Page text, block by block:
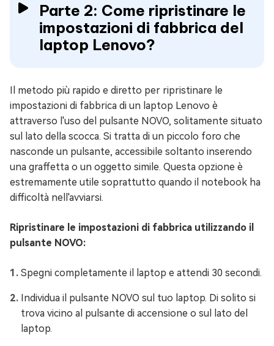
Parte 2: Come ripristinare le
impostazioni di fabbrica del
laptop Lenovo?
Il metodo più rapido e diretto per ripristinare le
impostazioni di fabbrica di un laptop Lenovo è
attraverso l'uso del pulsante NOVO, solitamente situato
sul lato della scocca. Si tratta di un piccolo foro che
nasconde un pulsante, accessibile soltanto inserendo
una graffetta o un oggetto simile. Questa opzione è
estremamente utile soprattutto quando il notebook ha
difficoltà nell'avviarsi.
Ripristinare le impostazioni di fabbrica utilizzando il
pulsante NOVO:
Spegni completamente il laptop e attendi 30 secondi.
Individua il pulsante NOVO sul tuo laptop. Di solito si
trova vicino al pulsante di accensione o sul lato del
laptop.